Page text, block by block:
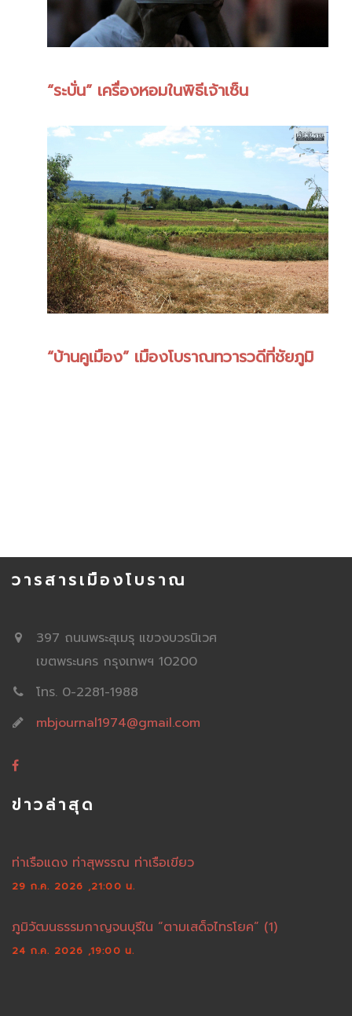
“ระบั่น” เครื่องหอมในพิธีเจ้าเซ็น
“บ้านคูเมือง” เมืองโบราณทวารวดีที่ชัยภูมิ
วารสารเมืองโบราณ
397 ถนนพระสุเมรุ แขวงบวรนิเวศ
เขตพระนคร กรุงเทพฯ 10200
โทร. 0-2281-1988
mbjournal1974@gmail.com
ข่าวล่าสุด
ท่าเรือแดง ท่าสุพรรณ ท่าเรือเขียว
29 ก.ค. 2026 ,21:00 น.
ภูมิวัฒนธรรมกาญจนบุรีใน “ตามเสด็จไทรโยค” (1)
24 ก.ค. 2026 ,19:00 น.